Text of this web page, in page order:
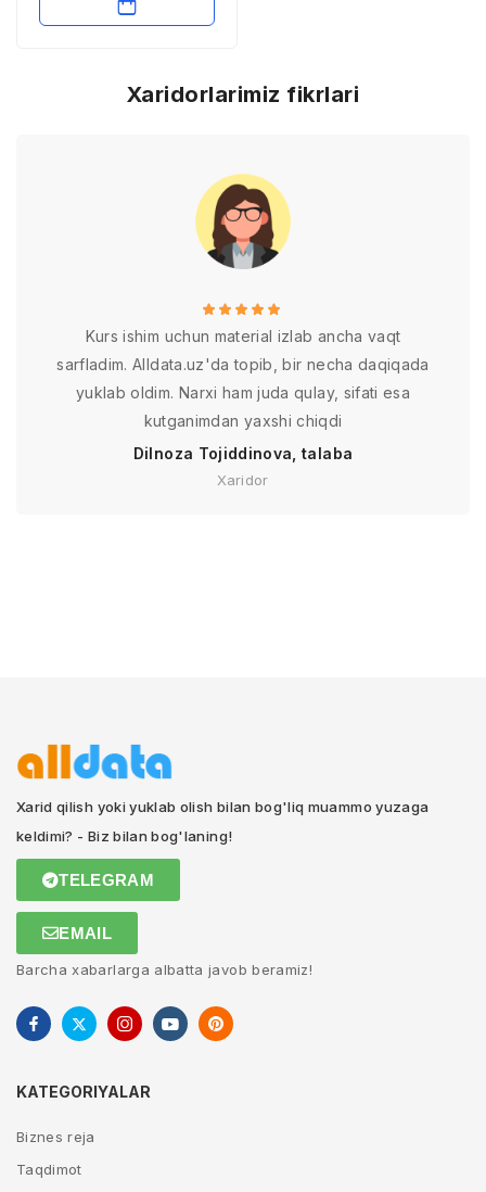
Xaridorlarimiz fikrlari
Kurs ishim uchun material izlab ancha vaqt
sarfladim. Alldata.uz'da topib, bir necha daqiqada
yuklab oldim. Narxi ham juda qulay, sifati esa
kutganimdan yaxshi chiqdi
Dilnoza Tojiddinova, talaba
Xaridor
Xarid qilish yoki yuklab olish bilan bog'liq muammo yuzaga
keldimi? - Biz bilan bog'laning!
TELEGRAM
EMAIL
Barcha xabarlarga albatta javob beramiz!
KATEGORIYALAR
Biznes reja
Taqdimot